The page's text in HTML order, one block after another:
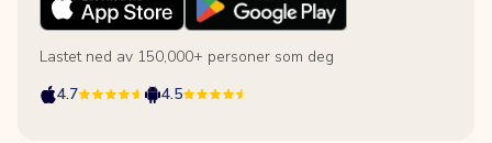
Lastet ned av 150,000+ personer som deg
4.7
4.5